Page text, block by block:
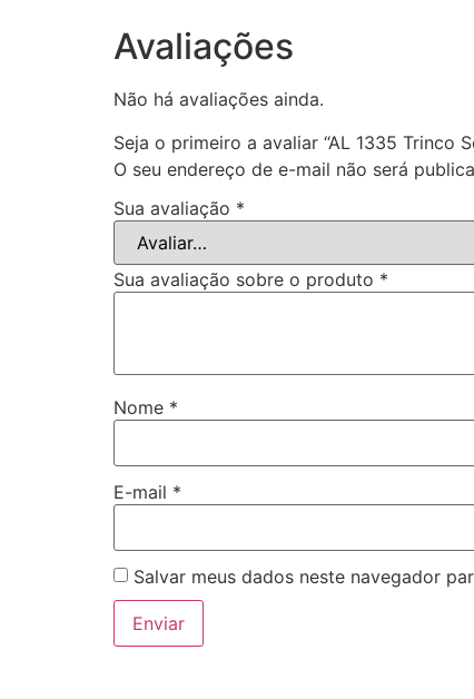
Avaliações
Não há avaliações ainda.
Seja o primeiro a avaliar “AL 1335 Trinco
O seu endereço de e-mail não será
Sua avaliação *
Sua avaliação sobre o produto *
Nome *
E-mail *
Salvar meus dados neste navegador